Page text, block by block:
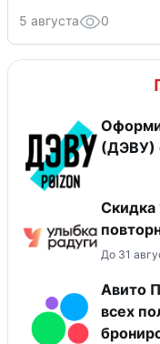
5 августа 0
(ДЭВУ)
Скидка
До 31
Авито
всех